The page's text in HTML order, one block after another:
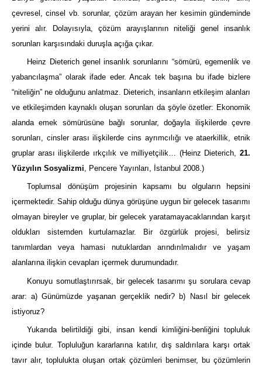
çevresel, cinsel vb. sorunlar, çözüm arayan her kesimin gündeminde
yerini alır. Dolayısıyla, çözüm arayışlarının niteliği genel insanlık
sorunları karşısındaki duruşla açığa çıkar.
Heinz Dieterich genel insanlık sorunlarını “sömürü, egemenlik ve
yabancılaşma” olarak ifade eder. Ancak tek başına bu ifade bizlere
“niteliğin” ne olduğunu anlatmaz. Dieterich, insanların etkileşim alanları
ve etkileşimden kaynaklı oluşan sorunları da şöyle özetler: Ekonomik
alanda emek sömürüsüne bağlı sorunlar, doğayla ilişkilerde çevre
sorunları, cinsler arası ilişkilerde cins ayrımcılığı ve ataerkillik, etnik
gruplar arası ilişkilerde ırkçılık ve milliyetçilik… (Heinz Dieterich, 21.
Yüzyılın Sosyalizmi, Pencere Yayınları, İstanbul 2008.)
Toplumsal dönüşüm projesinin kapsamı bu olguların hepsini
içermektedir. Sahip olduğu dünya görüşüne uygun bir gelecek tasarımı
olmayan bireyler ve gruplar, bir gelecek yaratamayacaklarından karşıt
oldukları sistemden kurtulamazlar. Bir özgürlük projesi, belirsiz
tanımlardan veya hamasi nutuklardan arındırılmalıdır ve yaşam
alanlarına ilişkin cevapları içermek durumundadır.
Konuyu somutlaştırırsak, bir gelecek tasarımı şu sorulara cevap
arar: a) Günümüzde yaşanan gerçeklik nedir? b) Nasıl bir gelecek
istiyoruz?
Yukarıda belirtildiği gibi, insan kendi kimliğini-benliğini topluluk
içinde bulur. Topluluğun kararlarına katılır, dış saldırılara karşı ortak
tavır alır, toplulukta oluşan ortak çözümleri benimser, bu çözümlerin